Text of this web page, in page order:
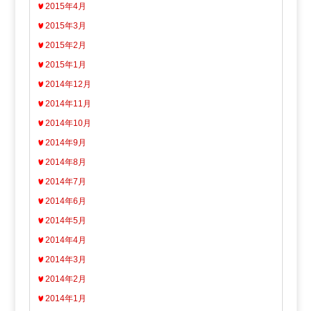
2015年4月
2015年3月
2015年2月
2015年1月
2014年12月
2014年11月
2014年10月
2014年9月
2014年8月
2014年7月
2014年6月
2014年5月
2014年4月
2014年3月
2014年2月
2014年1月